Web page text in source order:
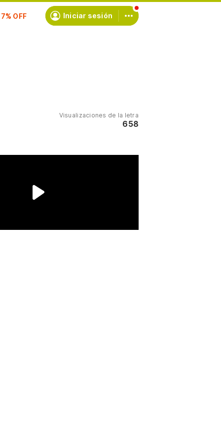
Iniciar sesión
Visualizaciones de la letra
658